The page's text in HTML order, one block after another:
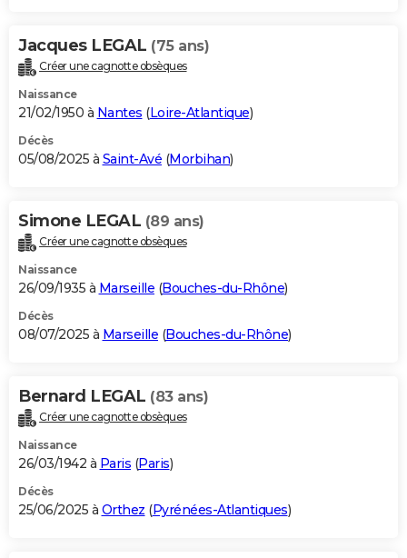
Jacques LEGAL (75 ans)
Créer une cagnotte obsèques
Naissance
21/02/1950 à Nantes (Loire-Atlantique)
Décès
05/08/2025 à Saint-Avé (Morbihan)
Simone LEGAL (89 ans)
Créer une cagnotte obsèques
Naissance
26/09/1935 à Marseille (Bouches-du-Rhône)
Décès
08/07/2025 à Marseille (Bouches-du-Rhône)
Bernard LEGAL (83 ans)
Créer une cagnotte obsèques
Naissance
26/03/1942 à Paris (Paris)
Décès
25/06/2025 à Orthez (Pyrénées-Atlantiques)